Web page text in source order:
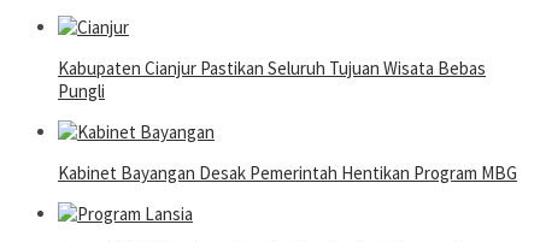
Kabupaten Cianjur Pastikan Seluruh Tujuan Wisata Bebas
Pungli
Kabinet Bayangan Desak Pemerintah Hentikan Program MBG